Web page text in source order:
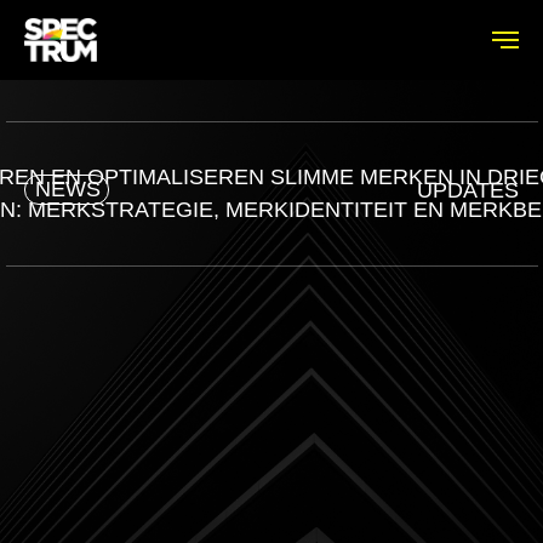
NEWS
EN OPTIMALISEREN SLIMME MERKEN IN
MERKSTRATEGIE, MERKIDENTITEIT EN
UPDATES